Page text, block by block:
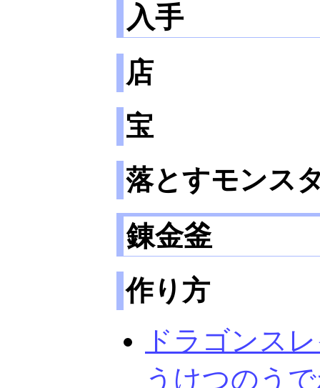
入手
店
宝
落とすモンス
錬金釜
作り方
ドラゴンス
うけつのう